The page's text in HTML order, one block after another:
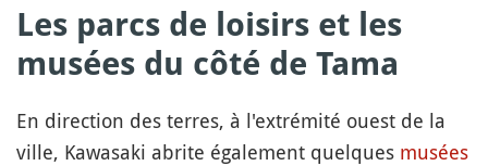
Les parcs de loisirs et les
musées du côté de Tama
En direction des terres, à l'extrémité ouest de la
ville, Kawasaki abrite également quelques musées